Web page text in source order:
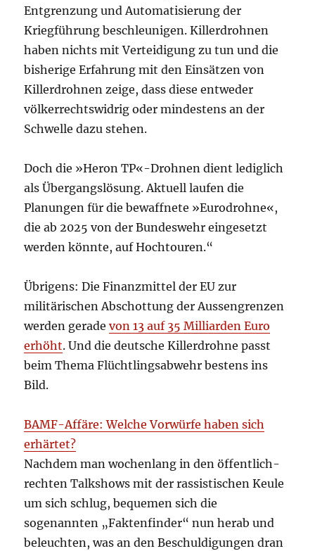
Entgrenzung und Automatisierung der
Kriegführung beschleunigen. Killerdrohnen
haben nichts mit Verteidigung zu tun und die
bisherige Erfahrung mit den Einsätzen von
Killerdrohnen zeige, dass diese entweder
völkerrechtswidrig oder mindestens an der
Schwelle dazu stehen.
Doch die »Heron TP«-Drohnen dient lediglich
als Übergangslösung. Aktuell laufen die
Planungen für die bewaffnete »Eurodrohne«,
die ab 2025 von der Bundeswehr eingesetzt
werden könnte, auf Hochtouren.“
Übrigens: Die Finanzmittel der EU zur
militärischen Abschottung der Aussengrenzen
werden geradevon 13 auf 35 Milliarden Euro
erhöht. Und die deutsche Killerdrohne passt
beim Thema Flüchtlingsabwehr bestens ins
Bild.
BAMF-Affäre: Welche Vorwürfe haben sich
erhärtet?
Nachdem man wochenlang in den öffentlich-
rechten Talkshows mit der rassistischen Keule
um sich schlug, bequemen sich die
sogenannten „Faktenfinder“ nun herab und
beleuchten, was an den Beschuldigungen dran